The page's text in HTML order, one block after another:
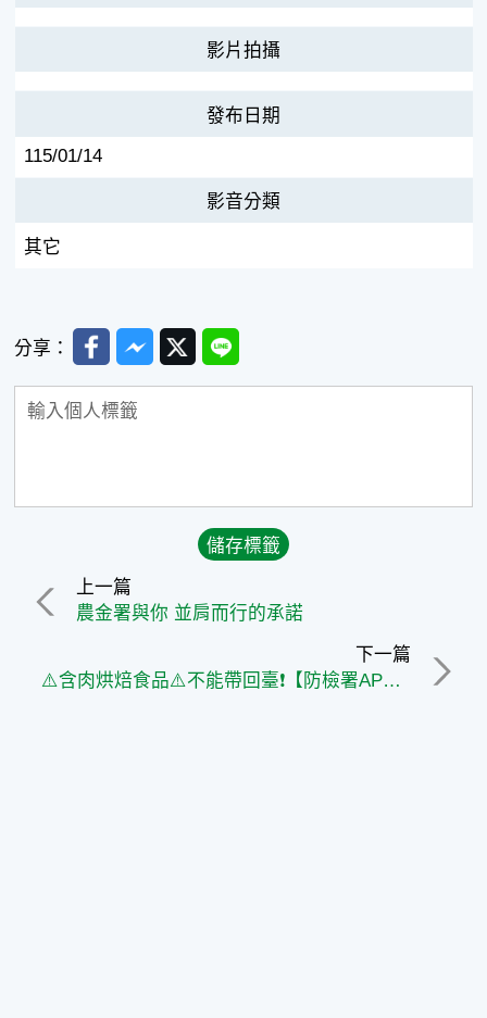
影片拍攝
發布日期
115/01/14
影音分類
其它
分享： FacebookMessenger
TwitterLine
上一篇
農金署與你 並肩而行的承諾
下一篇
⚠️含肉烘焙食品⚠️不能帶回臺❗【防檢署APHIA】